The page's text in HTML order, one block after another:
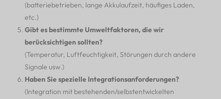
(batteriebetrieben, lange Akkulaufzeit, häufiges Laden,
etc.)
Gibt es bestimmte Umweltfaktoren, die wir
berücksichtigen sollten?
(Temperatur, Luftfeuchtigkeit, Störungen durch andere
Signale usw.)
Haben Sie spezielle Integrationsanforderungen?
(Integration mit bestehenden/selbstentwickelten